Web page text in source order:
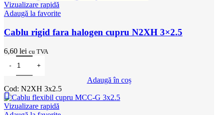
Vizualizare rapidă
Adaugă la favorite
Cablu rigid fara halogen cupru N2XH 3×2.5
6,60 lei cu TVA
Cantitate Cablu rigid fara halogen cupru N2XH 3x2.5
Adaugă în coș
Cod: N2XH 3x2.5
Vizualizare rapidă